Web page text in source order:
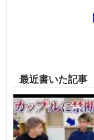
最近書いた記事